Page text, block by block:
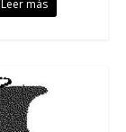
Leer más